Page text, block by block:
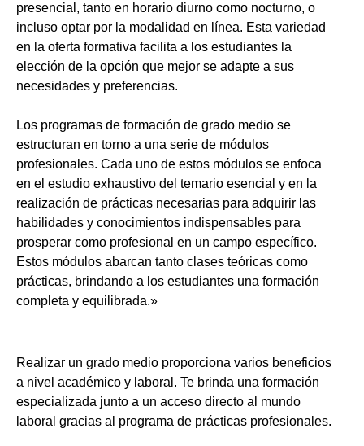
presencial, tanto en horario diurno como nocturno, o
incluso optar por la modalidad en línea. Esta variedad
en la oferta formativa facilita a los estudiantes la
elección de la opción que mejor se adapte a sus
necesidades y preferencias.
Los programas de formación de grado medio se
estructuran en torno a una serie de módulos
profesionales. Cada uno de estos módulos se enfoca
en el estudio exhaustivo del temario esencial y en la
realización de prácticas necesarias para adquirir las
habilidades y conocimientos indispensables para
prosperar como profesional en un campo específico.
Estos módulos abarcan tanto clases teóricas como
prácticas, brindando a los estudiantes una formación
completa y equilibrada.»
Realizar un grado medio proporciona varios beneficios
a nivel académico y laboral. Te brinda una formación
especializada junto a un acceso directo al mundo
laboral gracias al programa de prácticas profesionales.